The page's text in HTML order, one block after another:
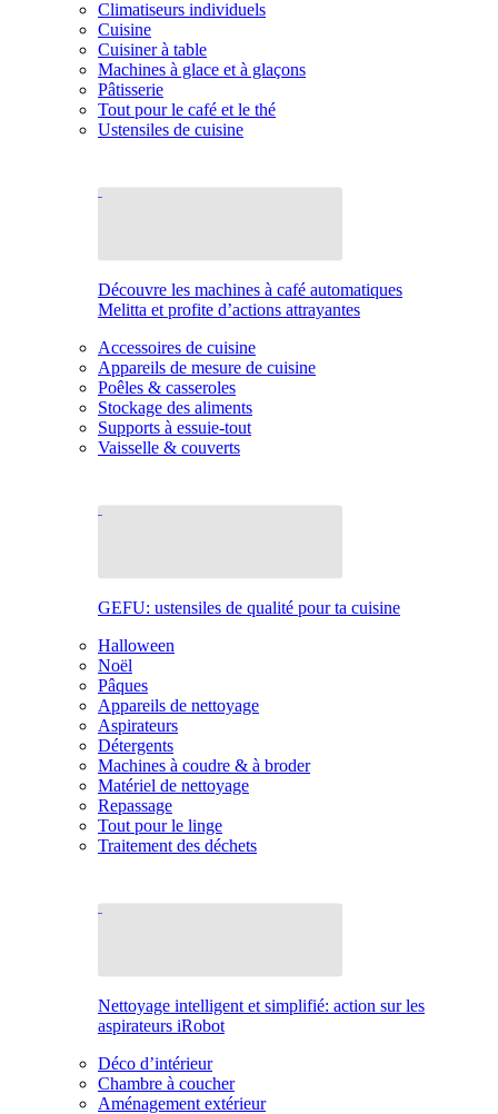
Climatiseurs individuels
Cuisine
Cuisiner à table
Machines à glace et à glaçons
Pâtisserie
Tout pour le café et le thé
Ustensiles de cuisine
Découvre les machines à café automatiques
Melitta et profite d’actions attrayantes
Accessoires de cuisine
Appareils de mesure de cuisine
Poêles & casseroles
Stockage des aliments
Supports à essuie-tout
Vaisselle & couverts
GEFU: ustensiles de qualité pour ta cuisine
Halloween
Noël
Pâques
Appareils de nettoyage
Aspirateurs
Détergents
Machines à coudre & à broder
Matériel de nettoyage
Repassage
Tout pour le linge
Traitement des déchets
Nettoyage intelligent et simplifié: action sur les
aspirateurs iRobot
Déco d’intérieur
Chambre à coucher
Aménagement extérieur